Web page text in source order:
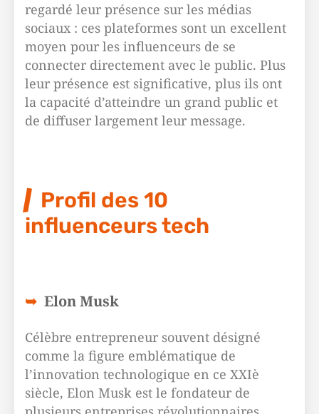
regardé leur présence sur les médias
sociaux : ces plateformes sont un excellent
moyen pour les influenceurs de se
connecter directement avec le public. Plus
leur présence est significative, plus ils ont
la capacité d’atteindre un grand public et
de diffuser largement leur message.
Profil des 10
influenceurs tech
Elon Musk
Célèbre entrepreneur souvent désigné
comme la figure emblématique de
l’innovation technologique en ce XXIè
siècle, Elon Musk est le fondateur de